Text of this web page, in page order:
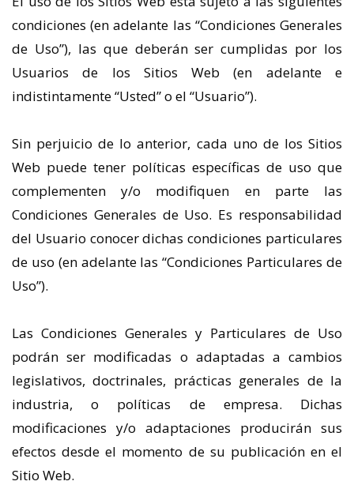
condiciones (en adelante las “Condiciones Generales
de Uso”), las que deberán ser cumplidas por los
Usuarios de los Sitios Web (en adelante e
indistintamente “Usted” o el “Usuario”).
Sin perjuicio de lo anterior, cada uno de los Sitios
Web puede tener políticas específicas de uso que
complementen y/o modifiquen en parte las
Condiciones Generales de Uso. Es responsabilidad
del Usuario conocer dichas condiciones particulares
de uso (en adelante las “Condiciones Particulares de
Uso”).
Las Condiciones Generales y Particulares de Uso
podrán ser modificadas o adaptadas a cambios
legislativos, doctrinales, prácticas generales de la
industria, o políticas de empresa. Dichas
modificaciones y/o adaptaciones producirán sus
efectos desde el momento de su publicación en el
Sitio Web.